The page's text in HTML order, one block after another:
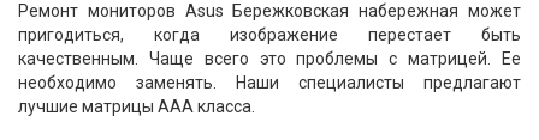
Ремонт мониторов Asus Бережковская набережная может
пригодиться, когда изображение перестает быть
качественным. Чаще всего это проблемы с матрицей. Ее
необходимо заменять. Наши специалисты предлагают
лучшие матрицы ААА класса.